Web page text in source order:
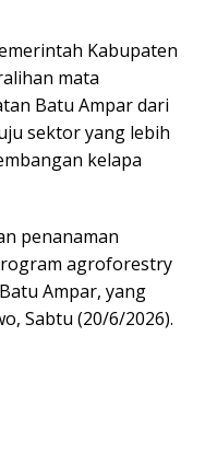
Kabupaten
mata
Batu Ampar dari
sektor yang lebih
kelapa
penanaman
agroforestry
Ampar, yang
Sabtu (20/6/2026).